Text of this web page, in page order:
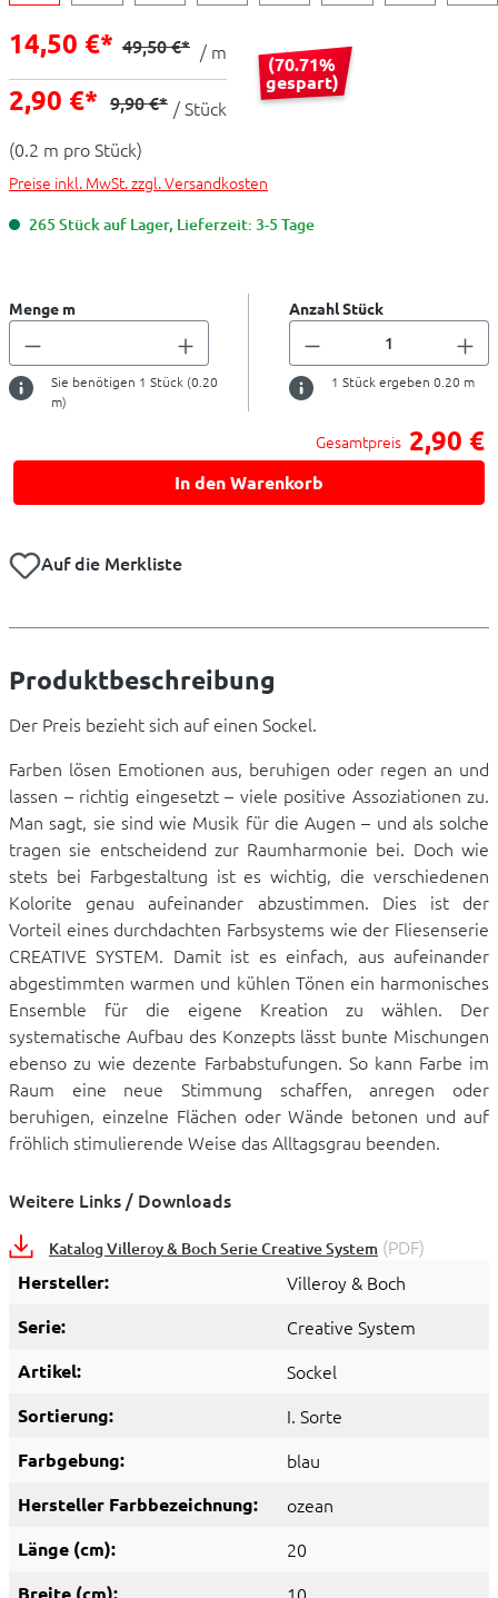
14,50 €* 49,50 €* / m
2,90 €* 9,90 €* / Stück
(0.2 m pro Stück)
(70.71%
gespart)
Preise inkl. MwSt. zzgl. Versandkosten
265 Stück auf Lager, Lieferzeit: 3-5 Tage
Menge m
Sie benötigen 1 Stück (0.20
m)
Anzahl Stück
1 Stück ergeben 0.20 m
Gesamtpreis 2,90 €
In den Warenkorb
Auf die Merkliste
Produktbeschreibung
Der Preis bezieht sich auf einen Sockel.
Farben lösen Emotionen aus, beruhigen oder regen an und
lassen – richtig eingesetzt – viele positive Assoziationen zu.
Man sagt, sie sind wie Musik für die Augen – und als solche
tragen sie entscheidend zur Raumharmonie bei. Doch wie
stets bei Farbgestaltung ist es wichtig, die verschiedenen
Kolorite genau aufeinander abzustimmen. Dies ist der
Vorteil eines durchdachten Farbsystems wie der Fliesenserie
CREATIVE SYSTEM. Damit ist es einfach, aus aufeinander
abgestimmten warmen und kühlen Tönen ein harmonisches
Ensemble für die eigene Kreation zu wählen. Der
systematische Aufbau des Konzepts lässt bunte Mischungen
ebenso zu wie dezente Farbabstufungen. So kann Farbe im
Raum eine neue Stimmung schaffen, anregen oder
beruhigen, einzelne Flächen oder Wände betonen und auf
fröhlich stimulierende Weise das Alltagsgrau beenden.
Weitere Links / Downloads
Katalog Villeroy & Boch Serie Creative System (PDF)
Hersteller: Villeroy & Boch
Serie: Creative System
Artikel: Sockel
Sortierung: I. Sorte
Farbgebung: blau
Hersteller Farbbezeichnung: ozean
Länge (cm): 20